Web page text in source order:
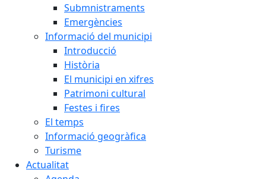
Submnistraments
Emergències
Informació del municipi
Introducció
Història
El municipi en xifres
Patrimoni cultural
Festes i fires
El temps
Informació geogràfica
Turisme
Actualitat